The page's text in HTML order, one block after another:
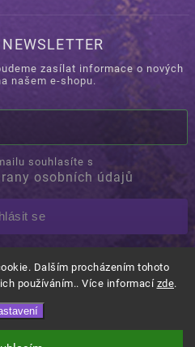
Dalším procházením tohoto
používáním.. Více informací zde.
zasílat informace o nových
našem e-shopu.
osobních údajů
se
. Všechna práva vyhrazena.
DesignShoptak.cz.